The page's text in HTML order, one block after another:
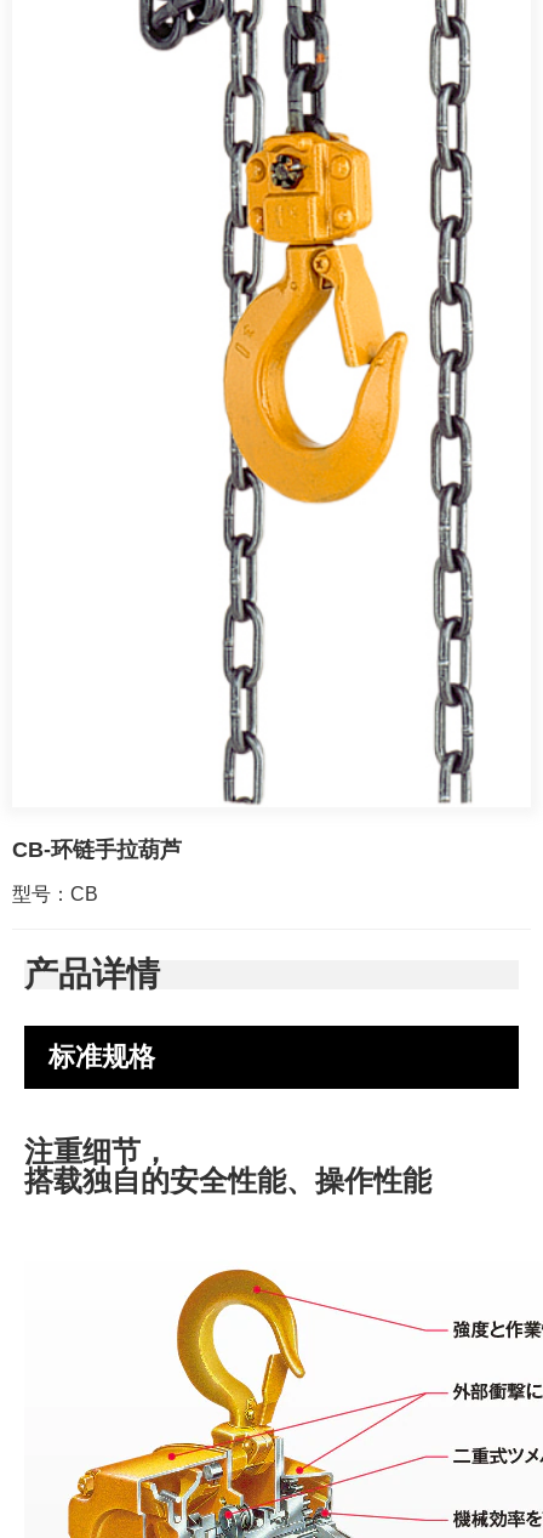
CB-环链手拉葫芦
型号：CB
产品详情
标准规格
注重细节，
搭载独自的安全性能、操作性能